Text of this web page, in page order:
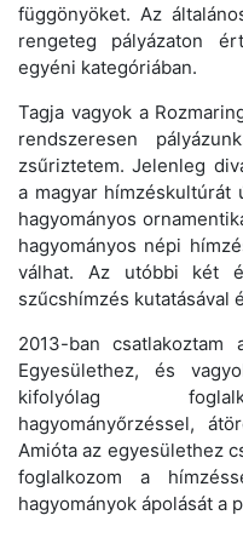
függönyöket. Az
rengeteg pályázaton
egyéni kategóriában.
Tagja vagyok a
rendszeresen
zsűriztetem. Jelenleg
a magyar hímzéskultúrát
hagyományos
hagyományos népi
válhat. Az utóbbi két
szűcshímzés kutatásával
2013-ban csatlakoztam
Egyesülethez, és
kifolyólag
hagyományőrzéssel,
Amióta az egyesülethez
foglalkozom a
hagyományok ápolását a